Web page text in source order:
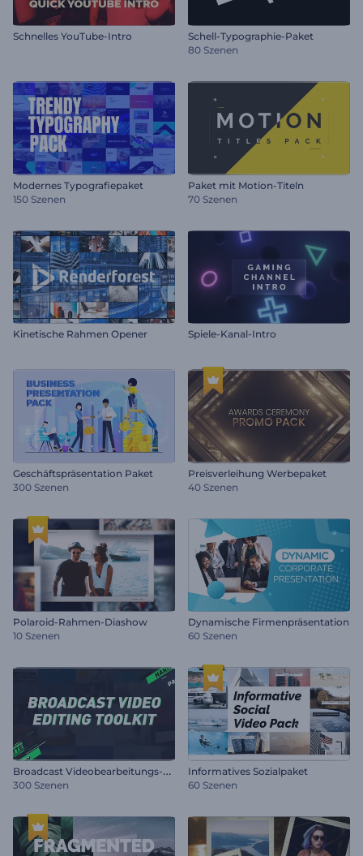
Schnelles YouTube-Intro
Schell-Typographie-Paket
80 Szenen
Modernes Typografiepaket
150 Szenen
Paket mit Motion-Titeln
70 Szenen
Kinetische Rahmen Opener Spiele-Kanal-Intro
Geschäftspräsentation Paket
300 Szenen
Preisverleihung Werbepaket
40 Szenen
Polaroid-Rahmen-Diashow
10 Szenen
Dynamische Firmenpräsentation
60 Szenen
B
roadcast Videobearbeitungs-Toolkit
300 Szenen
Informatives Sozialpaket
60 Szenen